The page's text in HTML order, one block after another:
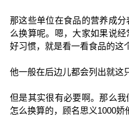
那这些单位在食品的营养成
么换算呢。嗯，大家如果说
好习惯，就是看一看食品的这
他一般在后边儿都会列出就这
但是其实很有必要啊。那么
怎么换算的，顾名思义1000娇